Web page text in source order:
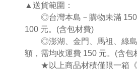
▲送貨範圍：
◎台灣本島－購物未滿
100 元。(含包材費)
◎澎湖、金門、馬祖、綠島
額，需均收運費 150 元。(含包
★ 以上商品材積僅限一箱《